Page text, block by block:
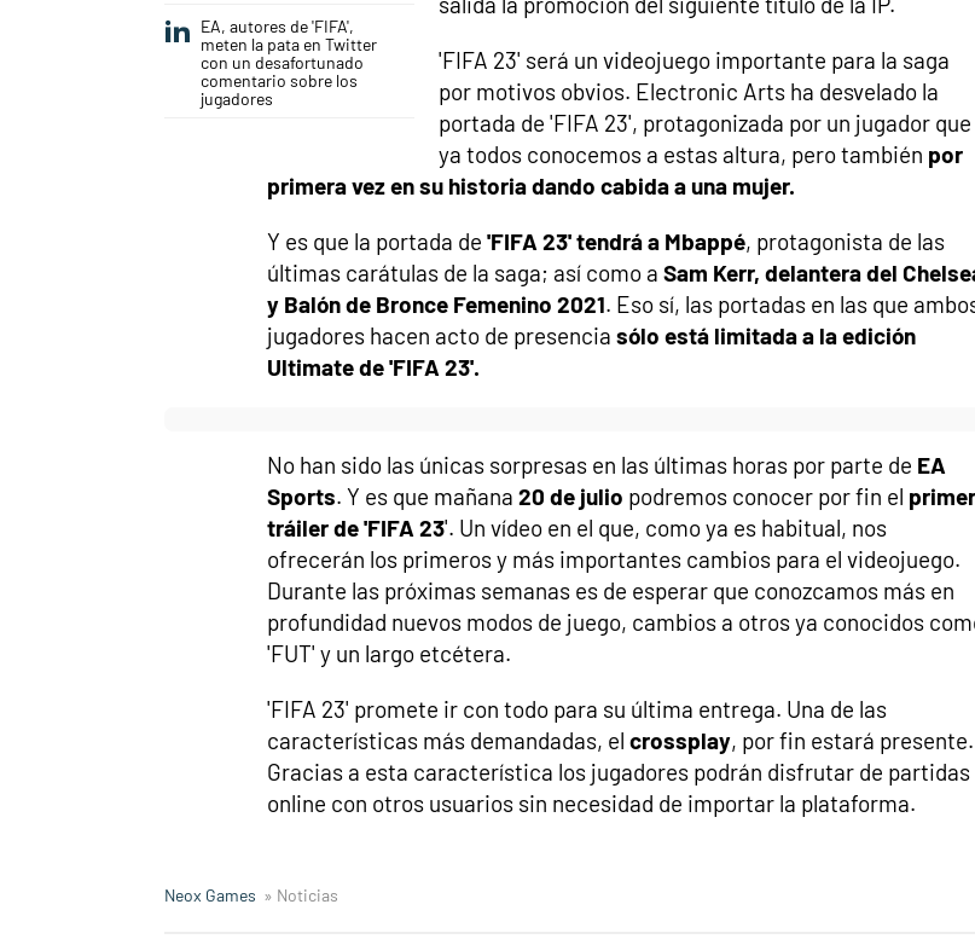
EA, autores de 'FIFA',
meten la pata en Twitter
con un desafortunado
comentario sobre los
jugadores
'FIFA 23' será un videojuego importante para la saga
por motivos obvios. Electronic Arts ha desvelado la
portada de 'FIFA 23', protagonizada por un jugador que
ya todos conocemos a estas altura, pero también por
primera vez en su historia dando cabida a una mujer.
Y es que la portada de 'FIFA 23' tendrá a Mbappé, protagonista de las
últimas carátulas de la saga; así como a Sam Kerr, delantera del
y Balón de Bronce Femenino 2021. Eso sí, las portadas en las que
jugadores hacen acto de presencia sólo está limitada a la edición
Ultimate de 'FIFA 23'.
No han sido las únicas sorpresas en las últimas horas por parte de EA
Sports. Y es que mañana 20 de julio podremos conocer por fin el primer
tráiler de 'FIFA 23'. Un vídeo en el que, como ya es habitual, nos
ofrecerán los primeros y más importantes cambios para el videojuego.
Durante las próximas semanas es de esperar que conozcamos más en
profundidad nuevos modos de juego, cambios a otros ya conocidos
'FUT' y un largo etcétera.
'FIFA 23' promete ir con todo para su última entrega. Una de las
características más demandadas, el crossplay, por fin estará presente.
Gracias a esta característica los jugadores podrán disfrutar de partidas
online con otros usuarios sin necesidad de importar la plataforma.
Neox Games » Noticias